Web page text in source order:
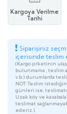
Kargoya Verilme
Tarihi
Siparişiniz
içerisinde teslim
(Kargo şirketinin
bulunmama , teslim
v.b.) durumlarda
NOT: Teslim
günleri ise,
Uzak köy ve
teslimat
ederiz.)